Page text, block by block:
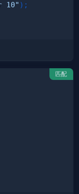
10" ) ;
匹配